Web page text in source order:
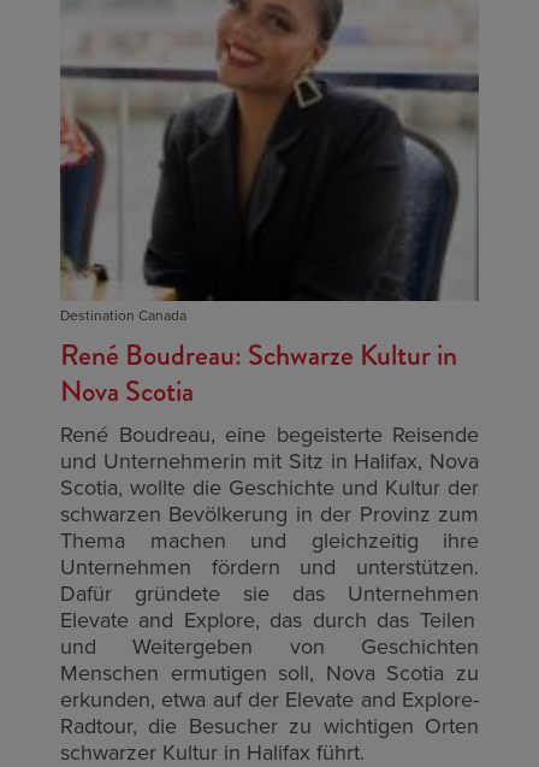
Destination Canada
René Boudreau: Schwarze Kultur in
Nova Scotia
René Boudreau, eine begeisterte Reisende
und Unternehmerin mit Sitz in Halifax, Nova
Scotia, wollte die Geschichte und Kultur der
schwarzen Bevölkerung in der Provinz zum
Thema machen und gleichzeitig ihre
Unternehmen fördern und unterstützen.
Dafür gründete sie das Unternehmen
Elevate and Explore, das durch das Teilen
und Weitergeben von Geschichten
Menschen ermutigen soll, Nova Scotia zu
erkunden, etwa auf der Elevate and Explore-
Radtour, die Besucher zu wichtigen Orten
schwarzer Kultur in Halifax führt.